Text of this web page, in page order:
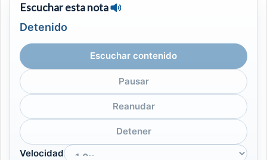
Escuchar esta nota
Detenido
Escuchar contenido
Pausar
Reanudar
Detener
Velocidad